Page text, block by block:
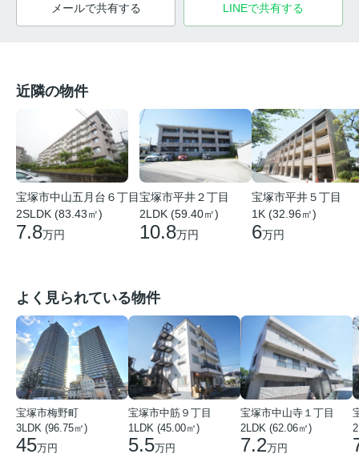
メールで共有する LINEで共有する
近隣の物件
宝塚市中山五月台６丁目
2SLDK (83.43㎡)
7.8万円
宝塚市平井２丁目
2LDK (59.40㎡)
10.8万円
宝塚市平井５丁目
1K (32.96㎡)
6万円
よく見られている物件
宝塚市梅野町
3LDK (96.75㎡)
45万円
宝塚市中筋９丁目
1LDK (45.00㎡)
5.5万円
宝塚市中山寺１丁目
2LDK (62.06㎡)
7.2万円